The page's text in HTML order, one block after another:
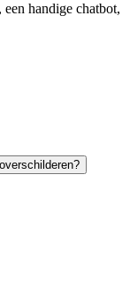
handige chatbot,